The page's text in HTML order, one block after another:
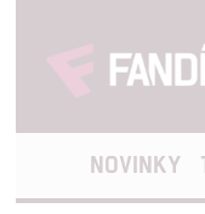
NOVINKY